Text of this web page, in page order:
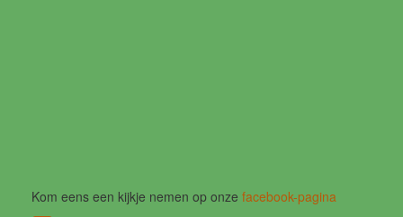
Kom eens een kijkje nemen op onze facebook-pagina